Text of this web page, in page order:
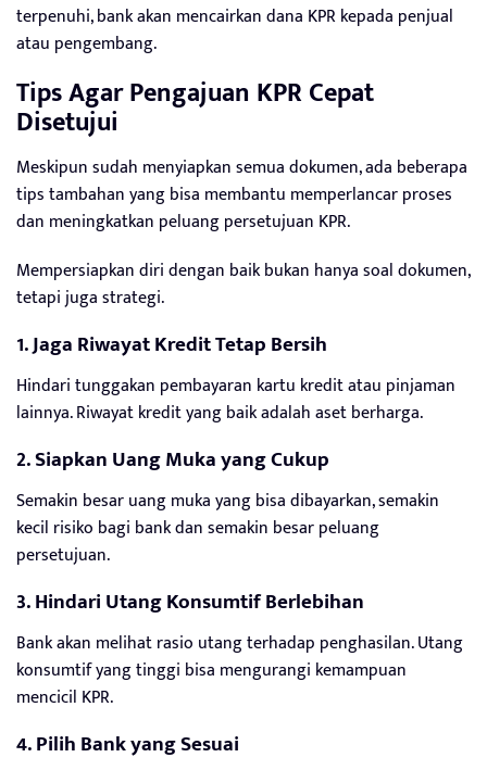
terpenuhi, bank akan mencairkan dana KPR kepada penjual
atau pengembang.
Tips Agar Pengajuan KPR Cepat
Disetujui
Meskipun sudah menyiapkan semua dokumen, ada beberapa
tips tambahan yang bisa membantu memperlancar proses
dan meningkatkan peluang persetujuan KPR.
Mempersiapkan diri dengan baik bukan hanya soal dokumen,
tetapi juga strategi.
1. Jaga Riwayat Kredit Tetap Bersih
Hindari tunggakan pembayaran kartu kredit atau pinjaman
lainnya. Riwayat kredit yang baik adalah aset berharga.
2. Siapkan Uang Muka yang Cukup
Semakin besar uang muka yang bisa dibayarkan, semakin
kecil risiko bagi bank dan semakin besar peluang
persetujuan.
3. Hindari Utang Konsumtif Berlebihan
Bank akan melihat rasio utang terhadap penghasilan. Utang
konsumtif yang tinggi bisa mengurangi kemampuan
mencicil KPR.
4. Pilih Bank yang Sesuai